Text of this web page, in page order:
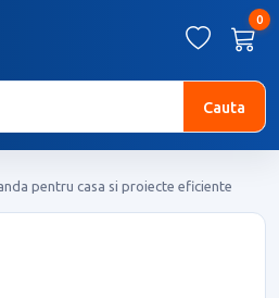
0
Cauta
pentru casa si proiecte eficiente